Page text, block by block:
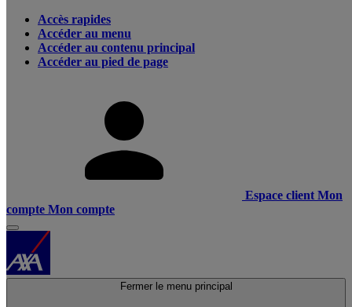
Accès rapides
Accéder au menu
Accéder au contenu principal
Accéder au pied de page
Espace client Mon
compte Mon compte
Fermer le menu principal